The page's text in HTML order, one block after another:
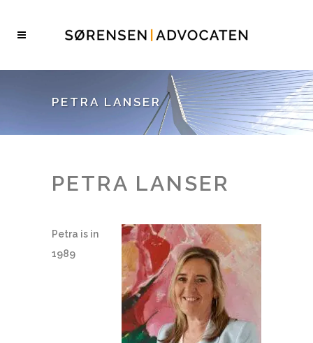
PETRA LANSER
PETRA LANSER
Petra is in
1989